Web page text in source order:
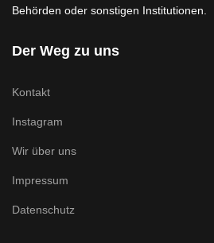
Behörden oder sonstigen Institutionen.
Der Weg zu uns
Kontakt
Instagram
Wir über uns
Impressum
Datenschutz